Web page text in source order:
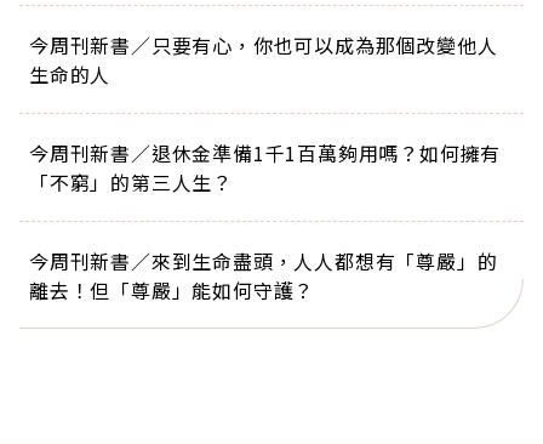
今周刊新書／只要有心，你也可以成為那個改變他人
生命的人
今周刊新書／退休金準備1千1百萬夠用嗎？如何擁有
「不窮」的第三人生？
今周刊新書／來到生命盡頭，人人都想有「尊嚴」的
離去！但「尊嚴」能如何守護？